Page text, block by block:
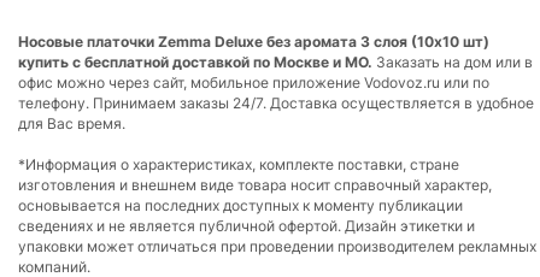
Носовые платочки Zemma Deluxe без аромата 3 слоя (10х10 шт)
купить с бесплатной доставкой по Москве и МО. Заказать на дом или в
офис можно через сайт, мобильное приложение Vodovoz.ru или по
телефону. Принимаем заказы 24/7. Доставка осуществляется в удобное
для Вас время.
*Информация о характеристиках, комплекте поставки, стране
изготовления и внешнем виде товара носит справочный характер,
основывается на последних доступных к моменту публикации
сведениях и не является публичной офертой. Дизайн этикетки и
упаковки может отличаться при проведении производителем рекламных
компаний.